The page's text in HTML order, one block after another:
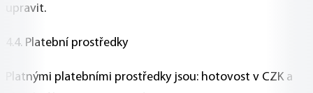
upravit.
4.4. Platební prostředky
Platnými platebními prostředky jsou: hotovost v CZK a